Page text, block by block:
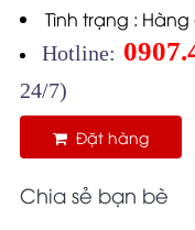
Tình trạng : Hàng
Hotline:
24/7)
Đặt hàng
Chia sẻ bạn bè